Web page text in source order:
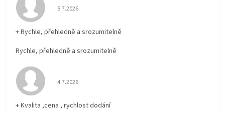
Hodnocení obchodu je 5 z 5 hvězdiček.
5.7.2026
+ Rychle, přehledně a srozumitelně
Rychle, přehledně a srozumitelně
Hodnocení obchodu je 5 z 5 hvězdiček.
4.7.2026
+ Kvalita ,cena , rychlost dodání